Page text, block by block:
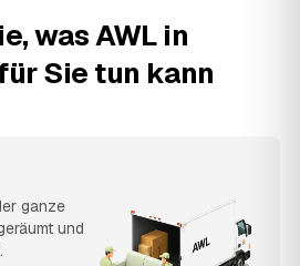
was AWL in
Sie tun kann
ganze
und